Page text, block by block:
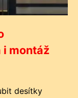
i montáž
desítky